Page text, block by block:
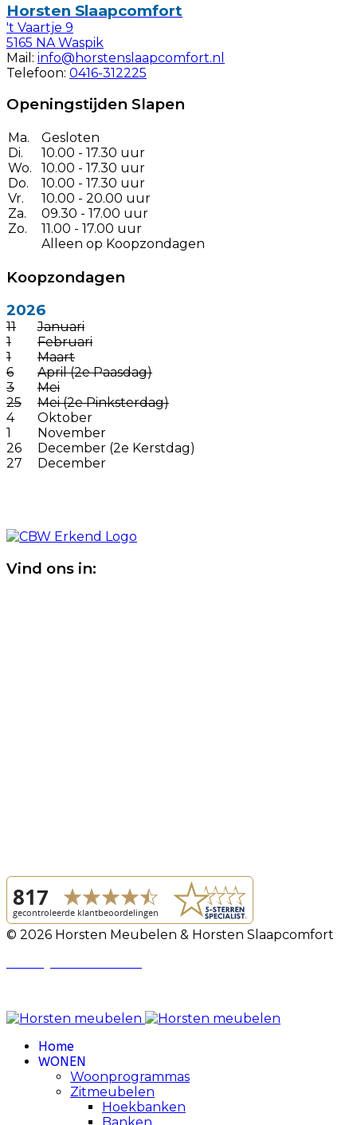
Horsten Slaapcomfort
't Vaartje 9
5165 NA Waspik
Mail: info@horstenslaapcomfort.nl
Telefoon: 0416-312225
Openingstijden Slapen
Ma.
Di.
Wo.
Do.
Vr.
Za.
Zo.
Gesloten
10.00 - 17.30 uur
10.00 - 17.30 uur
10.00 - 17.30 uur
10.00 - 20.00 uur
09.30 - 17.00 uur
11.00 - 17.00 uur
Alleen op Koopzondagen
Koopzondagen
2026
11
Januari
1
Februari
1
Maart
6
April (2e Paasdag)
3
Mei
25
Mei (2e Pinksterdag)
4
Oktober
1
November
26
December (2e Kerstdag)
27
December
Vind ons in:
© 2026 Horsten Meubelen & Horsten Slaapcomfort
Home
WONEN
Woonprogrammas
Zitmeubelen
Hoekbanken